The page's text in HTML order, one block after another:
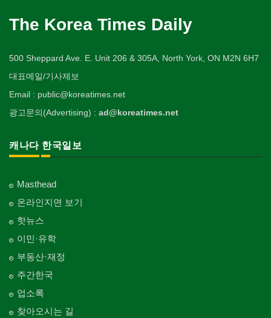
The Korea Times Daily
500 Sheppard Ave. E. Unit 206 & 305A, North York, ON M2N 6H7
대표메일/기사제보
Email : public@koreatimes.net
광고문의(Advertising) : ad@koreatimes.net
캐나다 한국일보
Masthead
온라인지면 보기
핫뉴스
이민·유학
부동산·재정
주간한국
업소록
찾아오시는 길